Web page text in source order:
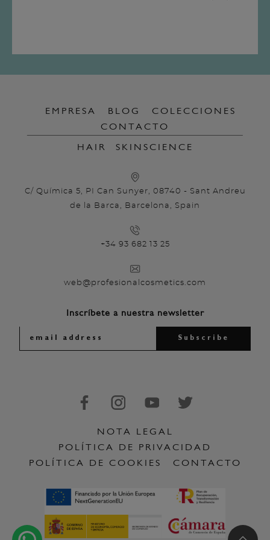
EMPRESA BLOG
COLECCIONES
CONTACTO
HAIR SKINSCIENCE
C/ Química 5, PI Can Sunyer, 08740 - Sant Andreu
de la Barca, Barcelona, Spain
+34 93 682 13 25
web@profesionalcosmetics.com
Inscríbete a nuestra newsletter
NOTA LEGAL
POLÍTICA DE PRIVACIDAD
POLÍTICA DE COOKIES
CONTACTO